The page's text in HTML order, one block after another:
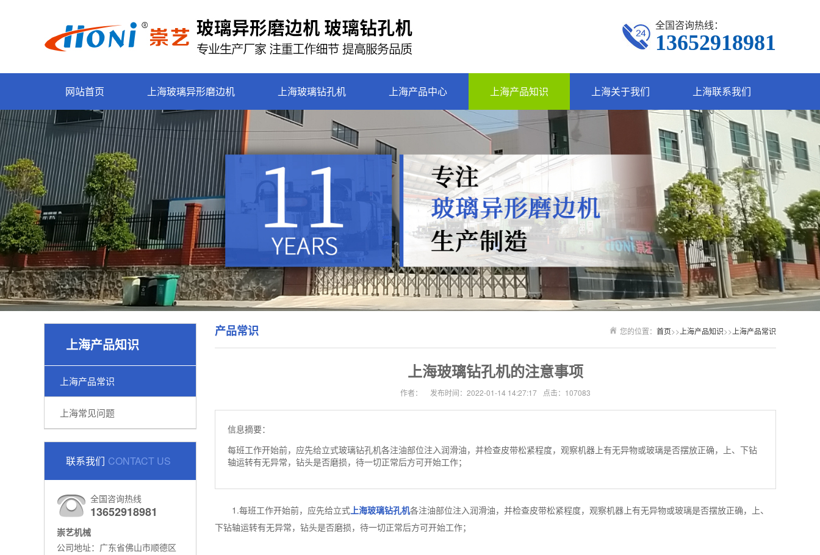
全国咨询热线：
13652918981
网站首页 上海玻璃异形磨边机 上海玻璃钻孔机 上海产品中心 上海产品知识 上海关于我们 上海联系我们
上海产品知识
上海产品常识
上海常见问题
联系我们 CONTACT US
全国咨询热线
13652918981
崇艺机械
公司地址：广东省佛山市顺德区
您的位置： 首页>> 上海产品知识>> 上海产品常识
产品常识
上海玻璃钻孔机的注意事项
作者： 发布时间：2022-01-14 14:27:17 点击：107083
信息摘要：
每班工作开始前，应先给立式玻璃钻孔机各注油部位注入润滑油，并检查皮带松紧程度，观察机器上有无异物或玻璃是否摆放正确，上、下钻
轴运转有无异常，钻头是否磨损，待一切正常后方可开始工作；
1.每班工作开始前，应先给立式上海玻璃钻孔机各注油部位注入润滑油，并检查皮带松紧程度，观察机器上有无异物或玻璃是否摆放正确，上、
下钻轴运转有无异常，钻头是否磨损，待一切正常后方可开始工作；